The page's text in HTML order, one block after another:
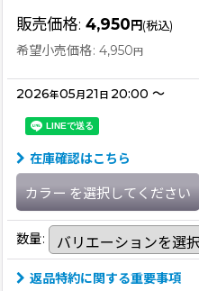
販売価格: 4,950円(税込)
希望小売価格: 4,950円
2026年05月 21日 20:00 ～
在庫確認はこちら
カラー を選択してください
数量:
返品特約に関する重要事項